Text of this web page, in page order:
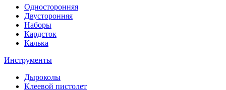
Односторонняя
Двусторонняя
Наборы
Кардсток
Калька
Инструменты
Дыроколы
Клеевой пистолет